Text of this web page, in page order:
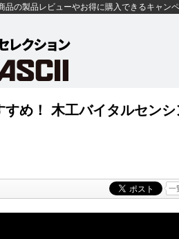
品の製品レビューやお得に購入できるキャン
すめ！ 木工バイタルセン
一